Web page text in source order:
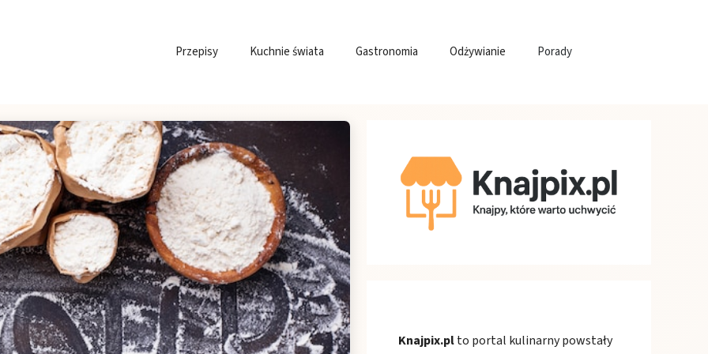
Przepisy Kuchnie świata Gastronomia Odżywianie Porady
Knajpix.plto portal kulinarny powstały